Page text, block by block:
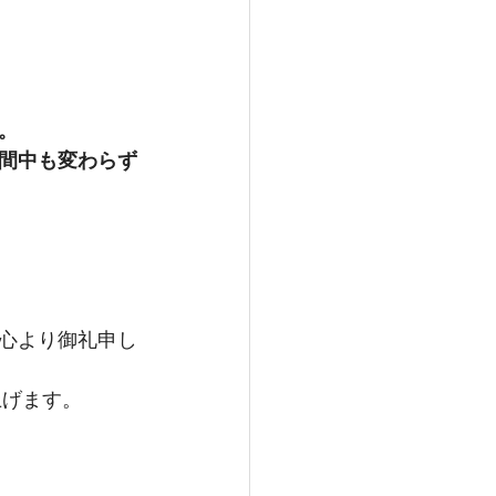
中も変わらず
より御礼申し
ます。